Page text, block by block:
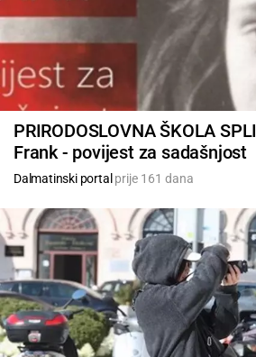
PRIRODOSLOVNA ŠKOLA
Frank - povijest za sadašnjost
Dalmatinski portal prije 161 dana